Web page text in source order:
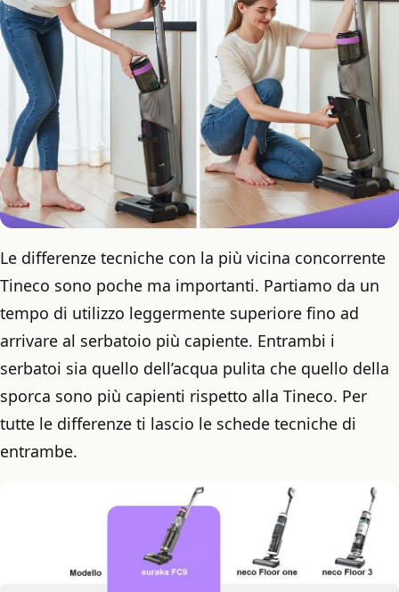
Le differenze tecniche con la più vicina concorrente
Tineco sono poche ma importanti. Partiamo da un
tempo di utilizzo leggermente superiore fino ad
arrivare al serbatoio più capiente. Entrambi i
serbatoi sia quello dell’acqua pulita che quello della
sporca sono più capienti rispetto alla Tineco. Per
tutte le differenze ti lascio le schede tecniche di
entrambe.